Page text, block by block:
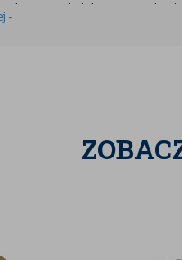
dostarczają jakże cennych,
cennych wartości
-